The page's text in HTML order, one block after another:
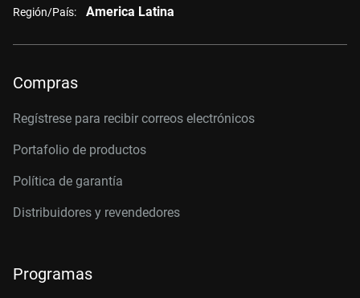
Región/País: America Latina
Compras
Regístrese para recibir correos electrónicos
Portafolio de productos
Política de garantía
Distribuidores y revendedores
Programas